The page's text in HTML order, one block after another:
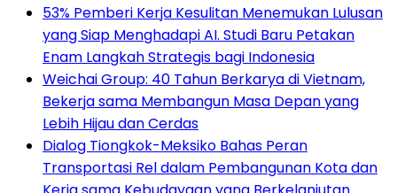
53% Pemberi Kerja Kesulitan Menemukan Lulusan
yang Siap Menghadapi AI. Studi Baru Petakan
Enam Langkah Strategis bagi Indonesia
Weichai Group: 40 Tahun Berkarya di Vietnam,
Bekerja sama Membangun Masa Depan yang
Lebih Hijau dan Cerdas
Dialog Tiongkok-Meksiko Bahas Peran
Transportasi Rel dalam Pembangunan Kota dan